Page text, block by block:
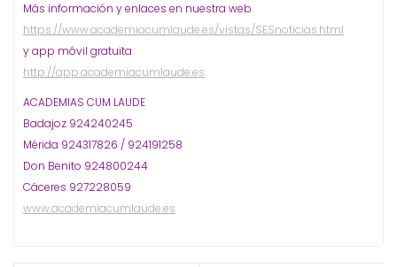
Más información y enlaces en nuestra web
https://www.academiacumlaude.es/vistas/SESnoticias.html
y app móvil gratuita
http://app.academiacumlaude.es
ACADEMIAS CUM LAUDE
Badajoz 924240245
Mérida 924317826 / 924191258
Don Benito 924800244
Cáceres 927228059
www.academiacumlaude.es